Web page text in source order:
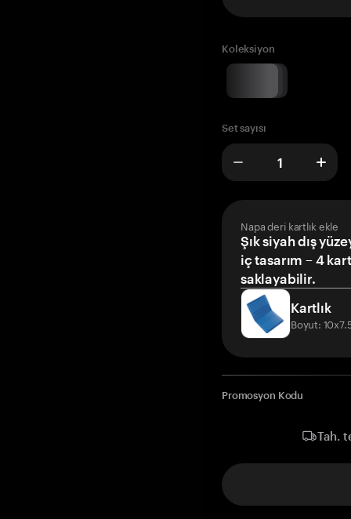
Koleksiyon
Set sayısı
Napa deri kartlık ekle
Şık siyah dış
iç tasarım – 4
saklayabilir.
Kartlık
Boyut:
Promosyon Kodu
Tah.